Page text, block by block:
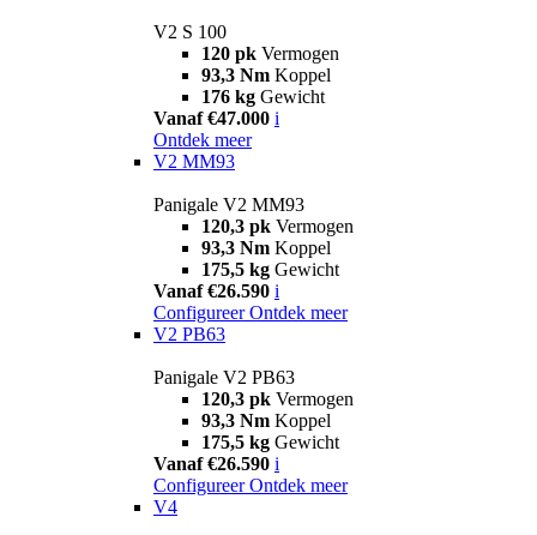
V2 S 100
120 pk Vermogen
93,3 Nm Koppel
176 kg Gewicht
Vanaf €47.000 i
Ontdek meer
V2 MM93
Panigale V2 MM93
120,3 pk Vermogen
93,3 Nm Koppel
175,5 kg Gewicht
Vanaf €26.590 i
Configureer Ontdek meer
V2 PB63
Panigale V2 PB63
120,3 pk Vermogen
93,3 Nm Koppel
175,5 kg Gewicht
Vanaf €26.590 i
Configureer Ontdek meer
V4